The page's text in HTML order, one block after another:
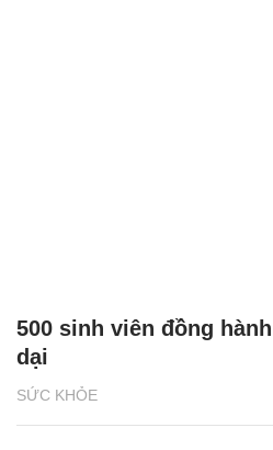
SỨC KHỎE
500 sinh viên đồng
dại